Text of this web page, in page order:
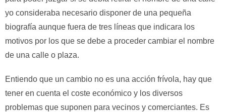
yo consideraba necesario disponer de una pequeña
biografía aunque fuera de tres líneas que indicara los
motivos por los que se debe a proceder cambiar el nombre
de una calle o plaza.
Entiendo que un cambio no es una acción frívola, hay que
tener en cuenta el coste económico y los diversos
problemas que suponen para vecinos y comerciantes. Es